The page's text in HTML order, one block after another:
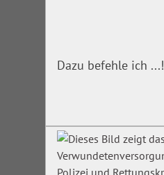
Dazu befehle ich ...!